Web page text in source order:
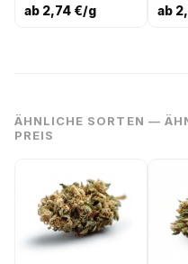
ab 2,74 €/g ab
ÄHNLICHE SORTEN —
PREIS